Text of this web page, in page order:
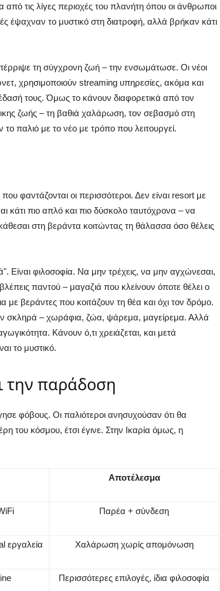
από τις λίγες περιοχές του πλανήτη όπου οι άνθρωποι
έψαχναν το μυστικό στη διατροφή, αλλά βρήκαν κάτι
τη σύγχρονη ζωή – την ενσωμάτωσε. Οι νέοι
χρησιμοποιούν streaming υπηρεσίες, ακόμα και
τους. Όμως το κάνουν διαφορετικά από τον
ζωής – τη βαθιά χαλάρωση, τον σεβασμό στη
παλιό με το νέο με τρόπο που λειτουργεί.
φαντάζονται οι περισσότεροι. Δεν είναι resort με
κάτι πιο απλό και πιο δύσκολο ταυτόχρονα – να
στη βεράντα κοιτώντας τη θάλασσα όσο θέλεις
Είναι φιλοσοφία. Να μην τρέχεις, να μην αγχώνεσαι,
παντού – μαγαζιά που κλείνουν όποτε θέλει ο
με βεράντες που κοιτάζουν τη θέα και όχι τον δρόμο.
σκληρά – χωράφια, ζώα, ψάρεμα, μαγείρεμα. Αλλά
Κάνουν ό,τι χρειάζεται, και μετά
το μυστικό.
την παράδοση
φόβους. Οι παλιότεροι ανησυχούσαν ότι θα
του κόσμου, έτσι έγινε. Στην Ικαρία όμως, η
Αποτέλεσμα
Παρέα + σύνδεση
εργαλεία Χαλάρωση χωρίς απομόνωση
Περισσότερες επιλογές, ίδια φιλοσοφία